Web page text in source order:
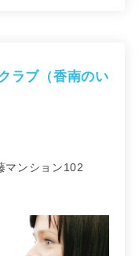
ラブ（香南のい
マンション102